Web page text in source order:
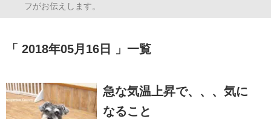
フがお伝えします。
2018年05月16日 一覧
急な気温上昇で、、、気に
なること